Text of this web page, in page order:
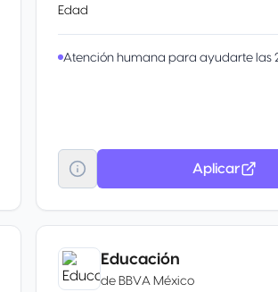
Edad
Atención humana para ayudarte las
Aplicar
Educación
de BBVA México